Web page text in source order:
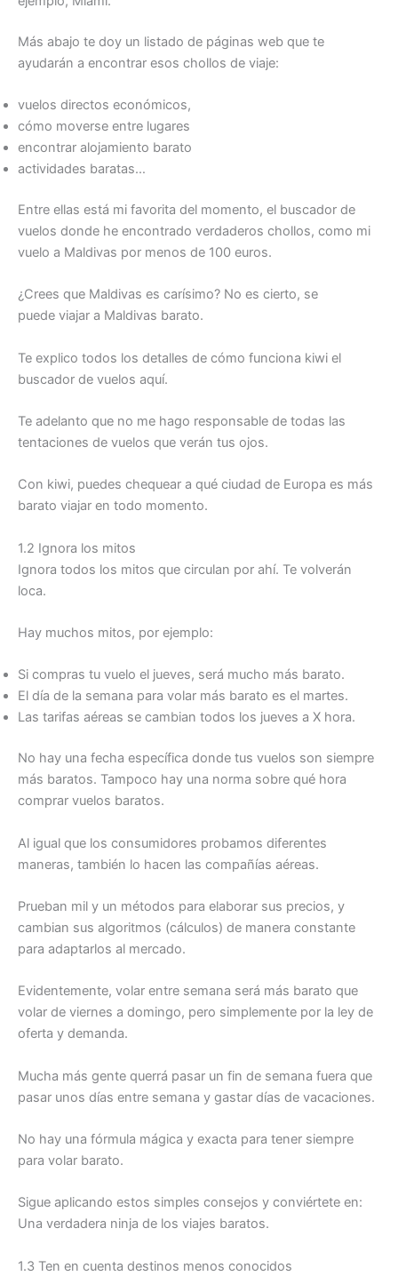
Más abajo te doy un listado de páginas web que te
ayudarán a encontrar esos chollos de viaje:
vuelos directos económicos,
cómo moverse entre lugares
encontrar alojamiento barato
actividades baratas…
Entre ellas está mi favorita del momento, el buscador de
vuelos donde he encontrado verdaderos chollos, como mi
vuelo a Maldivas por menos de 100 euros.
¿Crees que Maldivas es carísimo? No es cierto, se
puede viajar a Maldivas barato.
Te explico todos los detalles de cómo funciona kiwi el
buscador de vuelos aquí.
Te adelanto que no me hago responsable de todas las
tentaciones de vuelos que verán tus ojos.
Con kiwi, puedes chequear a qué ciudad de Europa es más
barato viajar en todo momento.
1.2 Ignora los mitos
Ignora todos los mitos que circulan por ahí. Te volverán
loca.
Hay muchos mitos, por ejemplo:
Si compras tu vuelo el jueves, será mucho más barato.
El día de la semana para volar más barato es el martes.
Las tarifas aéreas se cambian todos los jueves a X hora.
No hay una fecha específica donde tus vuelos son siempre
más baratos. Tampoco hay una norma sobre qué hora
comprar vuelos baratos.
Al igual que los consumidores probamos diferentes
maneras, también lo hacen las compañías aéreas.
Prueban mil y un métodos para elaborar sus precios, y
cambian sus algoritmos (cálculos) de manera constante
para adaptarlos al mercado.
Evidentemente, volar entre semana será más barato que
volar de viernes a domingo, pero simplemente por la ley de
oferta y demanda.
Mucha más gente querrá pasar un fin de semana fuera que
pasar unos días entre semana y gastar días de vacaciones.
No hay una fórmula mágica y exacta para tener siempre
para volar barato.
Sigue aplicando estos simples consejos y conviértete en:
Una verdadera ninja de los viajes baratos.
1.3 Ten en cuenta destinos menos conocidos